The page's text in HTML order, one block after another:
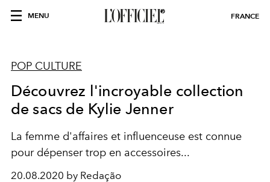
MENU FRANCE
POP CULTURE
Découvrez l'incroyable collection
de sacs de Kylie Jenner
La femme d'affaires et influenceuse est connue
pour dépenser trop en accessoires...
20.08.2020 by Redação